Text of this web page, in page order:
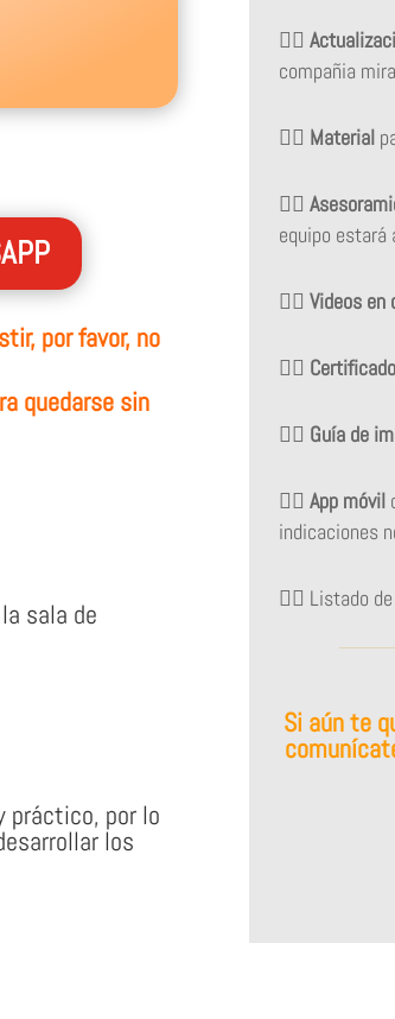
por favor, no
quedarse sin
sala de
práctico, por lo
los
👉🏻
compañia
👉🏻 Material
👉🏻
equipo
👉🏻 Videos en
👉🏻 Certificado
👉🏻 Guía de
👉🏻 App móvil
indicaciones
👉🏻 Listado de
Si aún te